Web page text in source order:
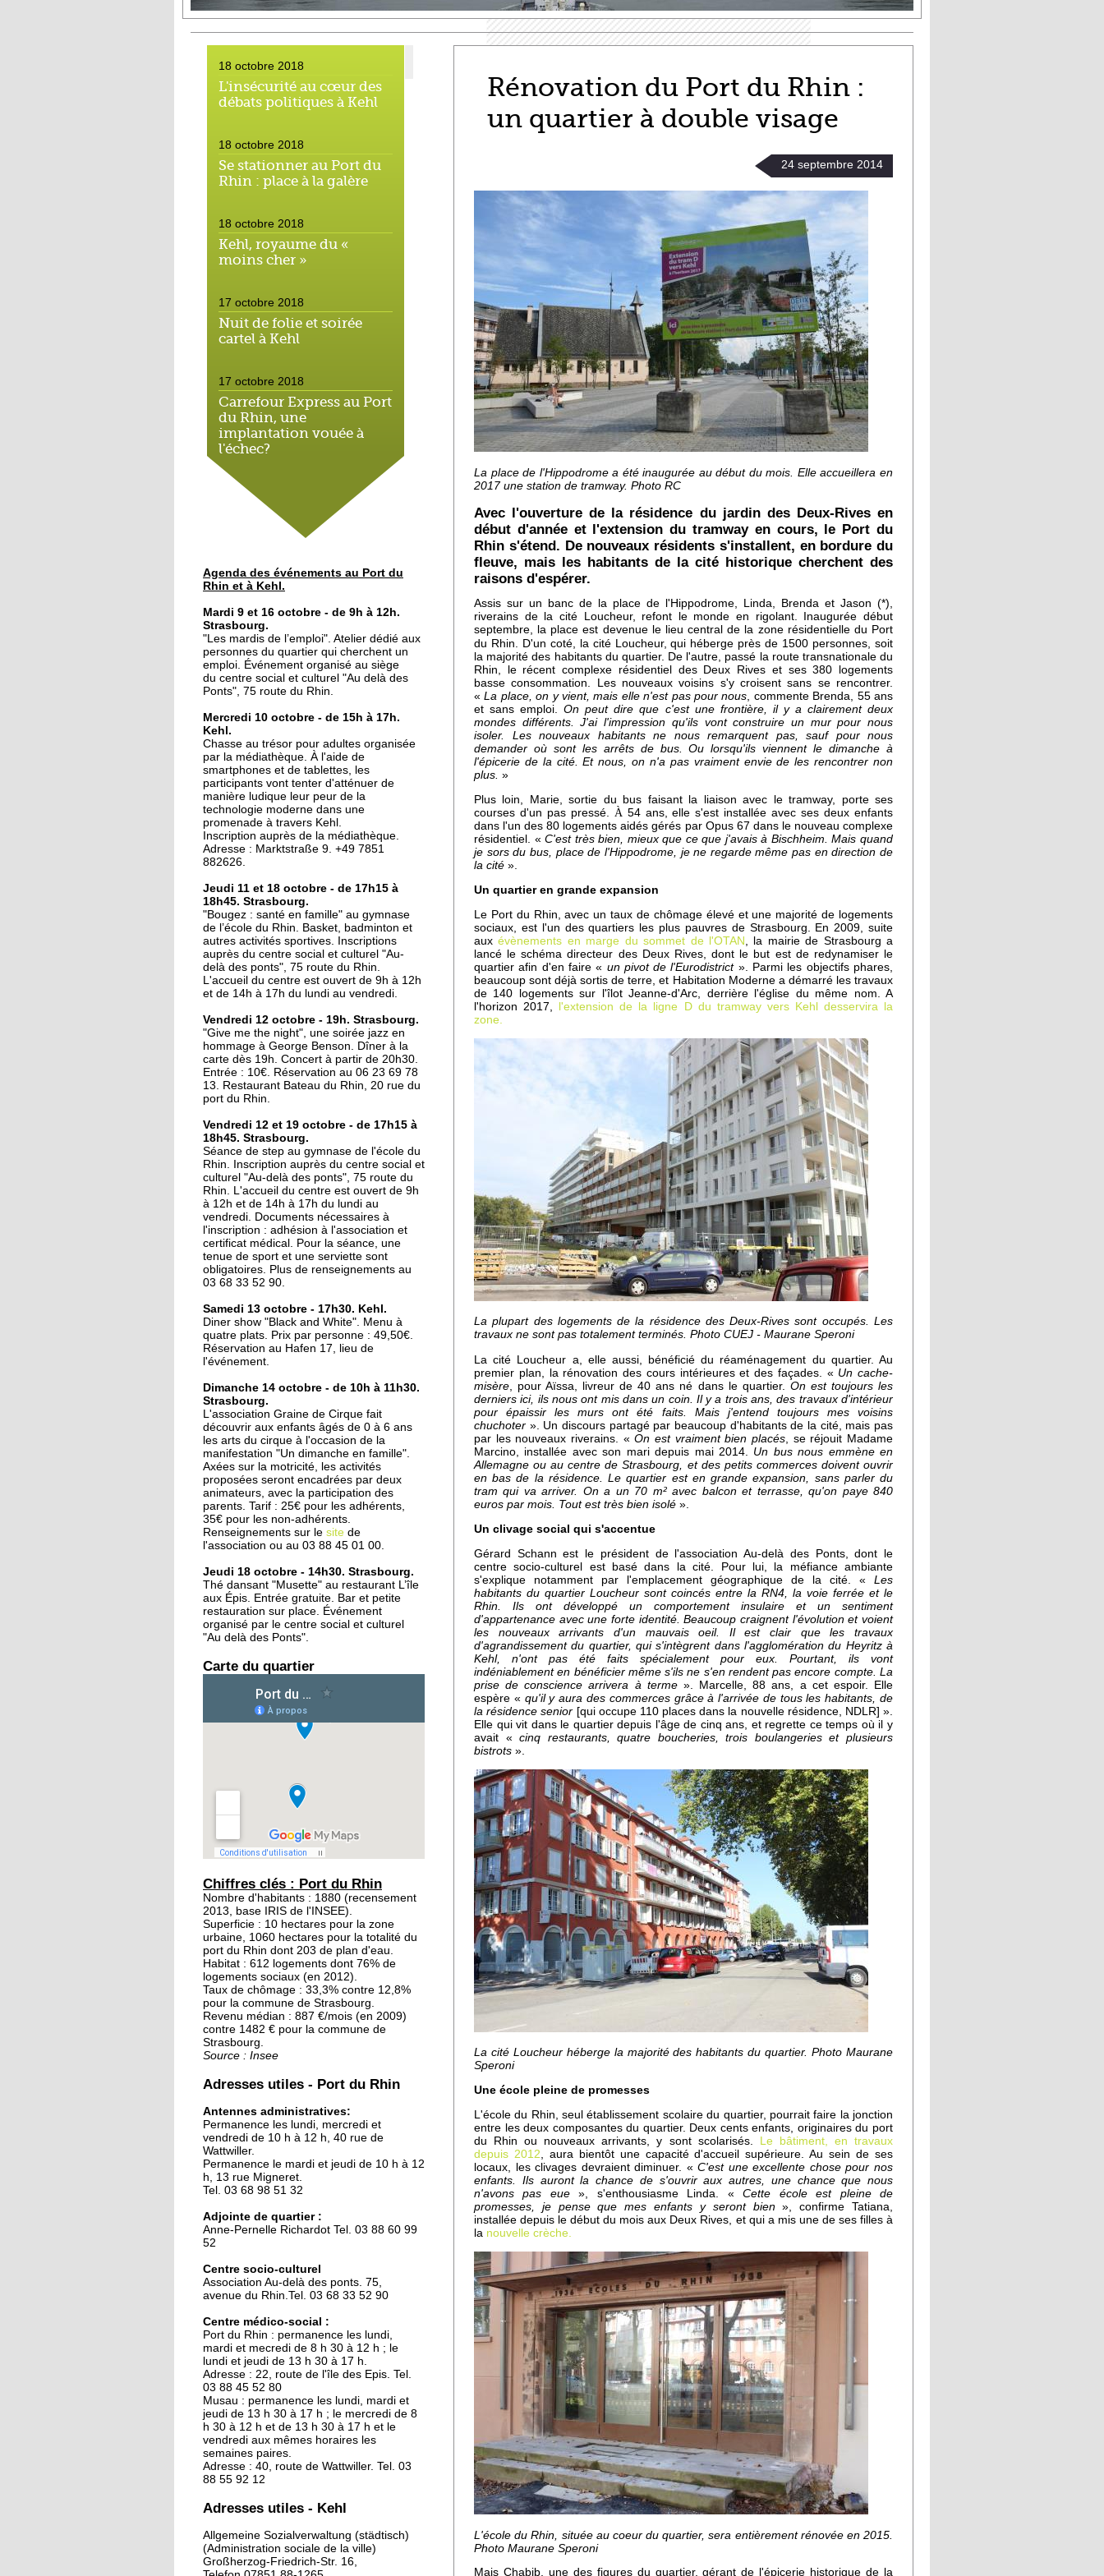
18 octobre 2018
L'insécurité au cœur des
débats politiques à Kehl
18 octobre 2018
Se stationner au Port du
Rhin : place à la galère
18 octobre 2018
Kehl, royaume du «
moins cher »
17 octobre 2018
Nuit de folie et soirée
cartel à Kehl
17 octobre 2018
Carrefour Express au Port
du Rhin, une
implantation vouée à
l'échec?
17 octobre 2018
Le bateau-école met le
cap sur l'emploi
Le Port du Rhin, terre de
12 octobre 2018
Du lien social au petit-
déjeuner
11 octobre 2018
La ligne D sur les rails
20 octobre 2017
Le Port-du-Rhin, paradis
perdu du graffiti
strasbourgeois ?
19 octobre 2017
Mixité en construction
19 octobre 2017
Y a-t-il un interprète
dans la salle?
17 octobre 2017
Accès cyclables : le Port-
du-Rhin mouline encore
16 octobre 2017
La lecture au coin de la
rue
16 octobre 2017
Au Port-du-Rhin, une
micro crèche complète
l'offre de garde
16 octobre 2017
Le Cyclotour s'élance
sous le soleil
14 octobre 2017
Deux-Rives : "Eviter de
faire des contresens"
12 octobre 2017
Du Port du Rhin au port
d'Amsterdam
25 septembre 2015
Deux rives, treize ponts
24 septembre 2015
L'Ososphère : de retour à
la Coop dès l'an prochain
24 septembre 2015
Le centre équestre des
Deux Rives remonte en
Oüday, 16 ans, réfugié
syrien, concentré sur son
20 septembre 2015
Les jardins éphémères
des Deux-Rives: un
patrimoine inexploré et
méconnu
19 septembre 2015
Avant, un poste de
douane à Kehl
18 septembre 2015
Notre sélection pour le
week-end des deux côtés
du Rhin
18 septembre 2015
Les Kehlois se mobilisent
pour aider les réfugiés
La clinique des belles
15 septembre 2015
contrôles entre Kehl et
Strasbourg
29 septembre 2014
Une piscine pour sept
26 septembre 2014
Kehl ouvre ses bras aux
chômeurs français
26 septembre 2014
Le nouveau chapiteau de
Graine de cirque est sur
Agenda des événements au Port du
Rhin et à Kehl.
Mardi 9 et 16 octobre - de 9h à 12h.
Strasbourg.
"Les mardis de l’emploi". Atelier dédié aux
personnes du quartier qui cherchent un
emploi. Événement organisé au siège
du centre social et culturel "Au delà des
Ponts", 75 route du Rhin.
Mercredi 10 octobre - de 15h à 17h.
Kehl.
Chasse au trésor pour adultes organisée
par la médiathèque. À l'aide de
smartphones et de tablettes, les
participants vont tenter d'atténuer de
manière ludique leur peur de la
technologie moderne dans une
promenade à travers Kehl.
Inscription auprès de la médiathèque.
Adresse : Marktstraße 9. +49 7851
882626.
Jeudi 11 et 18 octobre - de 17h15 à
18h45. Strasbourg.
"Bougez : santé en famille" au gymnase
de l’école du Rhin. Basket, badminton et
autres activités sportives. Inscriptions
auprès du centre social et culturel "Au-
delà des ponts", 75 route du Rhin.
L'accueil du centre est ouvert de 9h à 12h
et de 14h à 17h du lundi au vendredi.
Vendredi 12 octobre - 19h. Strasbourg.
"Give me the night", une soirée jazz en
hommage à George Benson. Dîner à la
carte dès 19h. Concert à partir de 20h30.
Entrée : 10€. Réservation au 06 23 69 78
13. Restaurant Bateau du Rhin, 20 rue du
port du Rhin.
Vendredi 12 et 19 octobre - de 17h15 à
18h45. Strasbourg.
Séance de step au gymnase de l'école du
Rhin. Inscription auprès du centre social et
culturel "Au-delà des ponts", 75 route du
Rhin. L'accueil du centre est ouvert de 9h
à 12h et de 14h à 17h du lundi au
vendredi. Documents nécessaires à
l'inscription : adhésion à l'association et
certificat médical. Pour la séance, une
tenue de sport et une serviette sont
obligatoires. Plus de renseignements au
03 68 33 52 90.
Samedi 13 octobre - 17h30. Kehl.
Diner show "Black and White". Menu à
quatre plats. Prix par personne : 49,50€.
Réservation au Hafen 17, lieu de
l'événement.
Dimanche 14 octobre - de 10h à 11h30.
Strasbourg.
L'association Graine de Cirque fait
découvrir aux enfants âgés de 0 à 6 ans
les arts du cirque à l'occasion de la
manifestation "Un dimanche en famille".
Axées sur la motricité, les activités
proposées seront encadrées par deux
animateurs, avec la participation des
parents. Tarif : 25€ pour les adhérents,
35€ pour les non-adhérents.
Renseignements sur le site de
l'association ou au 03 88 45 01 00.
Jeudi 18 octobre - 14h30. Strasbourg.
Thé dansant "Musette" au restaurant L’île
aux Épis. Entrée gratuite. Bar et petite
restauration sur place. Événement
organisé par le centre social et culturel
"Au delà des Ponts".
Carte du quartier
Chiffres clés : Port du Rhin
Nombre d'habitants : 1880 (recensement
2013, base IRIS de l'INSEE).
Superficie : 10 hectares pour la zone
urbaine, 1060 hectares pour la totalité du
port du Rhin dont 203 de plan d'eau.
Habitat : 612 logements dont 76% de
logements sociaux (en 2012).
Taux de chômage : 33,3% contre 12,8%
pour la commune de Strasbourg.
Revenu médian : 887 €/mois (en 2009)
contre 1482 € pour la commune de
Strasbourg.
Source : Insee
Adresses utiles - Port du Rhin
Antennes administratives:
Permanence les lundi, mercredi et
vendredi de 10 h à 12 h, 40 rue de
Wattwiller.
Permanence le mardi et jeudi de 10 h à 12
h, 13 rue Migneret.
Tel. 03 68 98 51 32
Adjointe de quartier :
Anne-Pernelle Richardot Tel. 03 88 60 99
52
Centre socio-culturel
Association Au-delà des ponts. 75,
avenue du Rhin.Tel. 03 68 33 52 90
Centre médico-social :
Port du Rhin : permanence les lundi,
mardi et mecredi de 8 h 30 à 12 h ; le
lundi et jeudi de 13 h 30 à 17 h.
Adresse : 22, route de l'île des Epis. Tel.
03 88 45 52 80
Musau : permanence les lundi, mardi et
jeudi de 13 h 30 à 17 h ; le mercredi de 8
h 30 à 12 h et de 13 h 30 à 17 h et le
vendredi aux mêmes horaires les
semaines paires.
Adresse : 40, route de Wattwiller. Tel. 03
88 55 92 12
Adresses utiles - Kehl
Allgemeine Sozialverwaltung (städtisch)
(Administration sociale de la ville)
Großherzog-Friedrich-Str. 16,
Rénovation du Port du Rhin :
un quartier à double visage
24 septembre 2014
La place de l'Hippodrome a été inaugurée au début du mois. Elle accueillera en
2017 une station de tramway. Photo RC
Avec l'ouverture de la résidence du jardin des Deux-Rives en
début d'année et l'extension du tramway en cours, le Port du
Rhin s'étend. De nouveaux résidents s'installent, en bordure du
fleuve, mais les habitants de la cité historique cherchent des
raisons d'espérer.
Assis sur un banc de la place de l'Hippodrome, Linda, Brenda et Jason (*),
riverains de la cité Loucheur, refont le monde en rigolant. Inaugurée début
septembre, la place est devenue le lieu central de la zone résidentielle du Port
du Rhin. D'un coté, la cité Loucheur, qui héberge près de 1500 personnes, soit
la majorité des habitants du quartier. De l'autre, passé la route transnationale du
Rhin, le récent complexe résidentiel des Deux Rives et ses 380 logements
basse consommation. Les nouveaux voisins s'y croisent sans se rencontrer.
«La place, on y vient, mais elle n'est pas pour nous, commente Brenda, 55 ans
et sans emploi.On peut dire que c'est une frontière, il y a clairement deux
mondes différents. J'ai l'impression qu'ils vont construire un mur pour nous
isoler. Les nouveaux habitants ne nous remarquent pas, sauf pour nous
demander où sont les arrêts de bus. Ou lorsqu'ils viennent le dimanche à
l'épicerie de la cité. Et nous, on n'a pas vraiment envie de les rencontrer non
plus. »
Plus loin, Marie, sortie du bus faisant la liaison avec le tramway, porte ses
courses d'un pas pressé. À54 ans, elle s'est installée avec ses deux enfants
dans l'un des 80 logements aidés gérés par Opus 67 dans le nouveau complexe
résidentiel. «C'est très bien, mieux que ce que j'avais à Bischheim. Mais quand
je sors du bus, place de l'Hippodrome, je ne regarde même pas en direction de
la cité ».
Un quartier en grande expansion
Le Port du Rhin, avec un taux de chômage élevé et une majorité de logements
sociaux, est l'un des quartiers les plus pauvres de Strasbourg. En 2009, suite
auxévènements en marge du sommet de l'OTAN
, la mairie de Strasbourg a
lancé le schéma directeur des Deux Rives, dont le but est de redynamiser le
quartier afin d'en faire « un pivot de l'Eurodistrict». Parmi les objectifs phares,
beaucoup sont déjà sortis de terre, et Habitation Moderne a démarré les travaux
de 140 logements sur l'îlot Jeanne-d'Arc, derrière l'église du même nom. A
l'horizon 2017,
l'extension de la ligne D du tramway vers Kehl desservira la
zone.
La plupart des logements de la résidence des Deux-Rives sont occupés. Les
travaux ne sont pas totalement terminés. Photo CUEJ - Maurane Speroni
La cité Loucheur a, elle aussi, bénéficié du réaménagement du quartier. Au
premier plan, la rénovation des cours intérieures et des façades. « Un cache-
misère, pour Aïssa, livreur de 40 ans né dans le quartier. On est toujours les
derniers ici, ils nous ont mis dans un coin. Il y a trois ans, des travaux d'intérieur
pour épaissir les murs ont été faits. Mais j'entend toujours mes voisins
chuchoter ». Un discours partagé par beaucoup d'habitants de la cité, mais pas
par les nouveaux riverains. «On est vraiment bien placés, se réjouit Madame
Marcino, installée avec son mari depuis mai 2014. Un bus nous emmène en
Allemagne ou au centre de Strasbourg, et des petits commerces doivent ouvrir
en bas de la résidence. Le quartier est en grande expansion, sans parler du
tram qui va arriver. On a un 70 m² avec balcon et terrasse, qu'on paye 840
euros par mois. Tout est très bien isolé ».
Un clivage social qui s'accentue
Gérard Schann est le président de l'association Au-delà des Ponts, dont le
centre socio-culturel est basé dans la cité. Pour lui, la méfiance ambiante
s'explique notamment par l'emplacement géographique de la cité. « Les
habitants du quartier Loucheur sont coincés entre la RN4, la voie ferrée et le
Rhin. Ils ont développé un comportement insulaire et un sentiment
d'appartenance avec une forte identité. Beaucoup craignent l'évolution et voient
les nouveaux arrivants d'un mauvais oeil. Il est clair que les travaux
d'agrandissement du quartier, qui s'intègrent dans l'agglomération du Heyritz à
Kehl, n'ont pas été faits spécialement pour eux. Pourtant, ils vont
indéniablement en bénéficier même s'ils ne s'en rendent pas encore compte. La
prise de conscience arrivera à terme». Marcelle, 88 ans, a cet espoir. Elle
espère « qu'il y aura des commerces grâce à l'arrivée de tous les habitants, de
la résidence senior [qui occupe 110 places dans la nouvelle résidence, NDLR] ».
Elle qui vit dans le quartier depuis l'âge de cinq ans, et regrette ce temps où il y
avait «cinq restaurants, quatre boucheries, trois boulangeries et plusieurs
bistrots ».
La cité Loucheur héberge la majorité des habitants du quartier. Photo Maurane
Speroni
Une école pleine de promesses
L'école du Rhin, seul établissement scolaire du quartier, pourrait faire la jonction
entre les deux composantes du quartier. Deux cents enfants, originaires du port
du Rhin ou nouveaux arrivants, y sont scolarisés.
Le bâtiment, en travaux
depuis 2012 , aura bientôt une capacité d'accueil supérieure. Au sein de ses
locaux, les clivages devraient diminuer. «C'est une excellente chose pour nos
enfants. Ils auront la chance de s'ouvrir aux autres, une chance que nous
n'avons pas eue», s'enthousiasme Linda. «Cette école est pleine de
promesses, je pense que mes enfants y seront bien», confirme Tatiana,
installée depuis le début du mois aux Deux Rives, et qui a mis une de ses filles à
la nouvelle crèche.
L'école du Rhin, située au coeur du quartier, sera entièrement rénovée en 2015.
Photo Maurane Speroni
Mais Chabib, une des figures du quartier, gérant de l'épicerie historique de la